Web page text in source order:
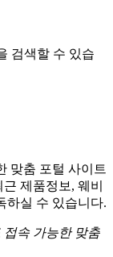
검색할 수 있습
맞춤 포털 사이트
제품정보, 웨비
하실 수 있습니다.
접속 가능한 맞춤